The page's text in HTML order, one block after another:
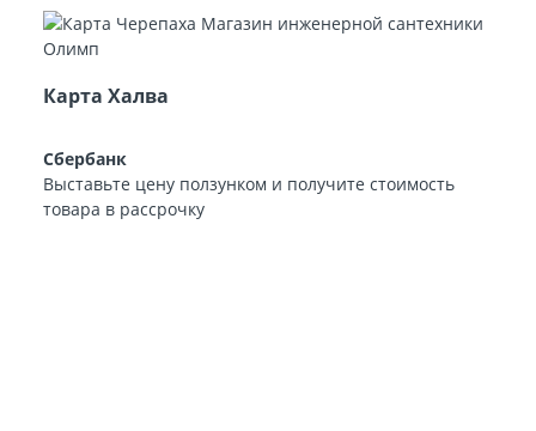
Карта Халва
Сбербанк
Выставьте цену ползунком и получите стоимость
товара в рассрочку